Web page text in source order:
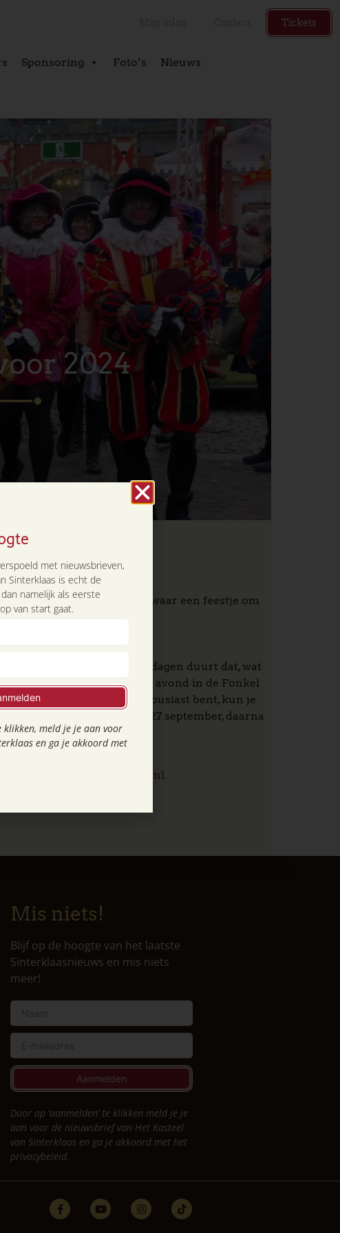
Tickets
Sponsoring Foto’s Nieuws
2024
Het is werkelijk waar een feestje om
(weer) bij?
ik dan doen, hoeveel dagen duurt dat, wat
welkom bij de informatie avond in de Fonkel
binnen. En: als je enthousiast bent, kun je
kan tot en met 27 september, daarna
.
Mis niets!
Blijf op de hoogte van het laatste
Sinterklaasnieuws en mis niets
meer!
Aanmelden
Door op ‘aanmelden’ te klikken meld je je
aan voor de nieuwsbrief van Het Kasteel
van Sinterklaas en ga je akkoord met het
privacybeleid.
met nieuwsbrieven,
Sinterklaas is echt de
namelijk als eerste
van start gaat.
klikken, meld je je aan voor
en ga je akkoord met